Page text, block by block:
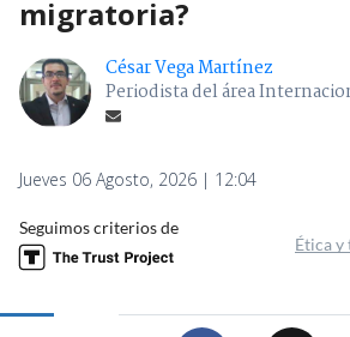
migratoria?
César Vega Martínez
Periodista del área
Jueves 06 Agosto, 2026 | 12:04
Seguimos criterios de
Ética y